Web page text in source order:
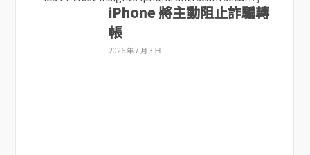
iPhone 將主動阻止詐騙轉
帳
2026 年 7 月 3 日